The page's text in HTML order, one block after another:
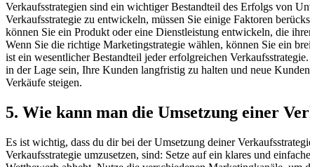
Verkaufsstrategien sind ein wichtiger Bestandteil des Erfolgs von
Verkaufsstrategie zu entwickeln, müssen Sie einige Faktoren
können Sie ein Produkt oder eine Dienstleistung entwickeln, die
Wenn Sie die richtige Marketingstrategie wählen, können Sie ein
ist ein wesentlicher Bestandteil jeder erfolgreichen
in der Lage sein, Ihre Kunden langfristig zu halten und neue
Verkäufe steigen.
5. Wie kann man die Umsetzung einer
Es ist wichtig, dass du dir bei der Umsetzung deiner
Verkaufsstrategie umzusetzen, sind: Setze auf ein klares und